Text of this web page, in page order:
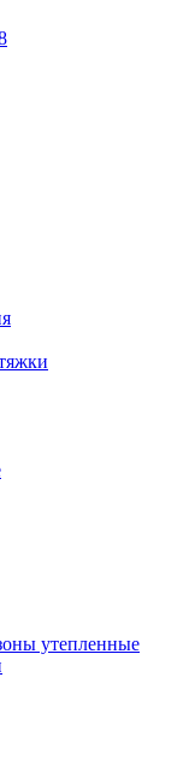
утепленные